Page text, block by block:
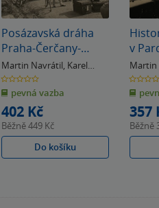
Posázavská dráha
Praha-Čerčany-
Kácov s odbočkami
do Dobříše a Kolína
Martin Navrátil, Karel
Černý
0.0
z
5
hvězdiček
pevná vazba
402 Kč
Běžně449 Kč
Do košíku
v
Martin
0.0
z
5
357
Běžně